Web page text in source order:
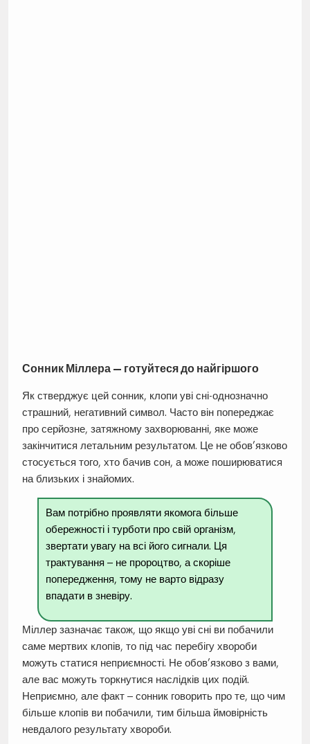
Сонник Міллера — готуйтеся до найгіршого
Як стверджує цей сонник, клопи уві сні-однозначно
страшний, негативний символ. Часто він попереджає
про серйозне, затяжному захворюванні, яке може
закінчитися летальним результатом. Це не обов’язково
стосується того, хто бачив сон, а може поширюватися
на близьких і знайомих.
Вам потрібно проявляти якомога більше
обережності і турботи про свій організм,
звертати увагу на всі його сигнали. Ця
трактування – не пророцтво, а скоріше
попередження, тому не варто відразу
впадати в зневіру.
Міллер зазначає також, що якщо уві сні ви побачили
саме мертвих клопів, то під час перебігу хвороби
можуть статися неприємності. Не обов’язково з вами,
але вас можуть торкнутися наслідків цих подій.
Неприємно, але факт – сонник говорить про те, що чим
більше клопів ви побачили, тим більша ймовірність
невдалого результату хвороби.